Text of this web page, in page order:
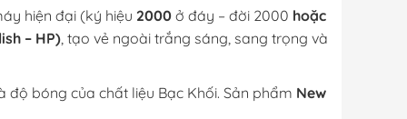
hiện đại (ký hiệu 2000ở đáy – đời 2000 hoặc
– HP), tạo vẻ ngoài trắng sáng, sang trọng và
bóng của chất liệu Bạc Khối. Sản phẩm New